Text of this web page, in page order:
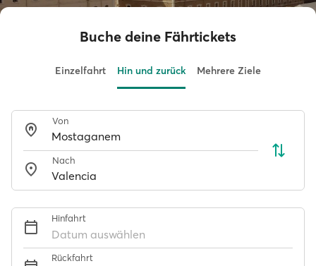
Buche deine Fährtickets
Einzelfahrt Hin und zurück Mehrere Ziele
Von
Nach
Hinfahrt
Datum auswählen
Rückfahrt